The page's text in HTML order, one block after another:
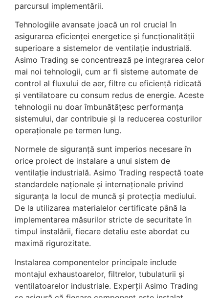
parcursul implementării.
Tehnologiile avansate joacă un rol crucial în
asigurarea eficienței energetice și funcționalității
superioare a sistemelor de ventilație industrială.
Asimo Trading se concentrează pe integrarea celor
mai noi tehnologii, cum ar fi sisteme automate de
control al fluxului de aer, filtre cu eficiență ridicată
și ventilatoare cu consum redus de energie. Aceste
tehnologii nu doar îmbunătățesc performanța
sistemului, dar contribuie și la reducerea costurilor
operaționale pe termen lung.
Normele de siguranță sunt imperios necesare în
orice proiect de instalare a unui sistem de
ventilație industrială. Asimo Trading respectă toate
standardele naționale și internaționale privind
siguranța la locul de muncă și protecția mediului.
De la utilizarea materialelor certificate până la
implementarea măsurilor stricte de securitate în
timpul instalării, fiecare detaliu este abordat cu
maximă rigurozitate.
Instalarea componentelor principale include
montajul exhaustoarelor, filtrelor, tubulaturii și
ventilatoarelor industriale. Experții Asimo Trading